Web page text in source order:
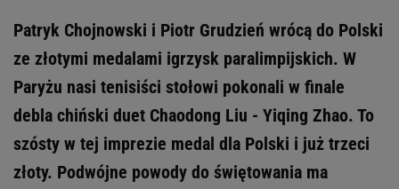
Patryk Chojnowski i Piotr Grudzień wrócą do Polski
ze złotymi medalami igrzysk paralimpijskich. W
Paryżu nasi tenisiści stołowi pokonali w finale
debla chiński duet Chaodong Liu - Yiqing Zhao. To
szósty w tej imprezie medal dla Polski i już trzeci
złoty. Podwójne powody do świętowania ma